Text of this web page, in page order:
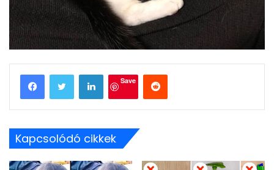
LinkedIn
Save
Reddit
Kapcsolódó cikkek